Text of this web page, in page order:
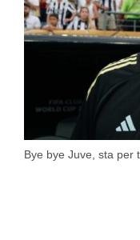
Bye bye Juve, sta per